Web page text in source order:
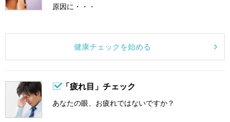
原因に・・・
健康チェックを始める
「疲れ目」チェック
あなたの眼、お疲れではないですか？